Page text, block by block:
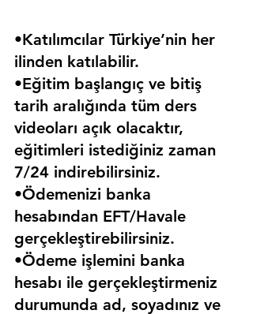
•Katılımcılar Türkiye’nin her
ilinden katılabilir.
•Eğitim başlangıç ve bitiş
tarih aralığında tüm ders
videoları açık olacaktır,
eğitimleri istediğiniz zaman
7/24 indirebilirsiniz.
•Ödemenizi banka
hesabından EFT/Havale
gerçekleştirebilirsiniz.
•Ödeme işlemini banka
hesabı ile gerçekleştirmeniz
durumunda ad, soyadınız ve